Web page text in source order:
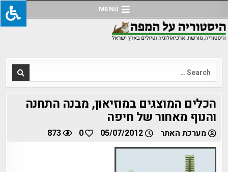
to
content
MENU
Search
for:
הכלים המוצגים במוזיאון, מבנה התחנה
והנוף מאחור של חיפה
מערכת האתר 05/07/2012
0
873